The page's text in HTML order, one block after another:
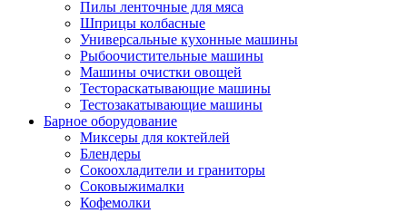
Пилы ленточные для мяса
Шприцы колбасные
Универсальные кухонные машины
Рыбоочистительные машины
Машины очистки овощей
Тестораскатывающие машины
Тестозакатывающие машины
Барное оборудование
Миксеры для коктейлей
Блендеры
Сокоохладители и граниторы
Соковыжималки
Кофемолки